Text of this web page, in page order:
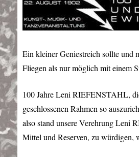
Ein kleiner Geniestreich sollte und
Fliegen als nur möglich mit einem
100 Jahre Leni RIEFENSTAHL,
geschlossenen Rahmen so
also stand unsere Verehrung Leni
Mittel und Reserven, zu würdigen,